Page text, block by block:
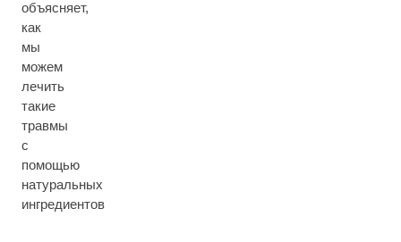
объясняет,
как
мы
можем
лечить
такие
травмы
с
помощью
натуральных
ингредиентов